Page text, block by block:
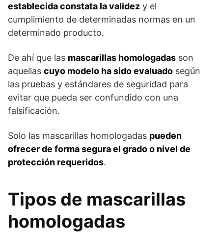
establecida constata la validez y el
cumplimiento de determinadas normas en un
determinado producto.
De ahí que las mascarillas homologadas son
aquellas cuyo modelo ha sido evaluado según
las pruebas y estándares de seguridad para
evitar que pueda ser confundido con una
falsificación.
Solo las mascarillas homologadas pueden
ofrecer de forma segura el grado o nivel de
protección requeridos.
Tipos de mascarillas
homologadas